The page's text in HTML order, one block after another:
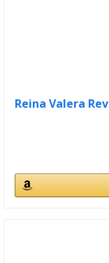
Reina Valera